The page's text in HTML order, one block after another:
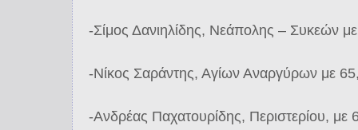
-Σίμος Δανιηλίδης, Νεάπολης – Συκεών
-Νίκος Σαράντης, Αγίων Αναργύρων με
-Ανδρέας Παχατουρίδης, Περιστερίου, με